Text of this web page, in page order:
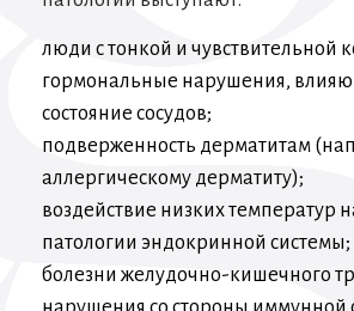
люди с тонкой и чувствительной
гормональные нарушения,
состояние сосудов;
подверженность дерматитам
аллергическому дерматиту);
воздействие низких температур
патологии эндокринной системы;
болезни желудочно-кишечного
нарушения со стороны иммунной